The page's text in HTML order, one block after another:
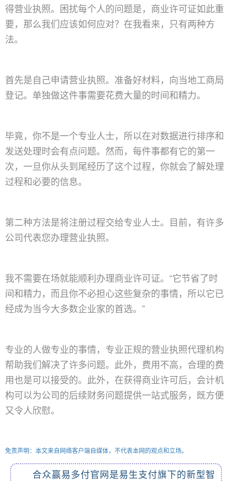
得营业执照。困扰每个人的问题是，商业许可证如此重
要，那么我们应该如何应对？在我看来，只有两种方
法。
首先是自己申请营业执照。准备好材料，向当地工商局
登记。单独做这件事需要花费大量的时间和精力。
毕竟，你不是一个专业人士，所以在对数据进行排序和
发送处理时会有点问题。然而，每件事都有它的第一
次，一旦你从头到尾经历了这个过程，你就会了解处理
过程和必要的信息。
第二种方法是将注册过程交给专业人士。目前，有许多
公司代表您办理营业执照。
我不需要在场就能顺利办理商业许可证。“它节省了时
间和精力，而且你不必担心这些复杂的事情，所以它已
经成为当今大多数企业家的首选。”
专业的人做专业的事情，专业正规的营业执照代理机构
帮助我们解决了许多问题。此外，费用不高，合理的费
用也是可以接受的。此外，在获得商业许可后，会计机
构可以为公司的后续财务问题提供一站式服务，既方便
又令人欣慰。
免责声明：本文来自网络客户端自媒体，不代表本网的观点和立场。
合众赢易多付官网是易生支付旗下的新型智